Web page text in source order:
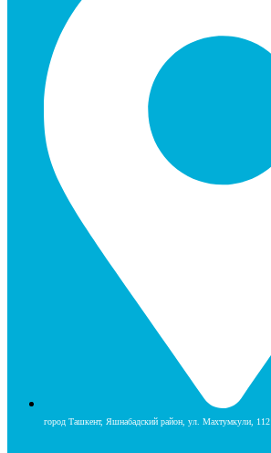
город Ташкент, Яшнабадский район, ул. Махтумкули, 112